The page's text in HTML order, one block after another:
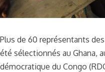
Plus de 60 représentants
été sélectionnés au Ghana,
démocratique du Congo